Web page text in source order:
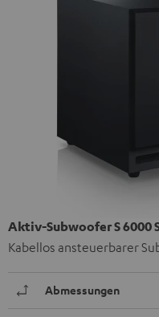
Aktiv-Subwoofer S 6000
Kabellos ansteuerbarer
Abmessungen